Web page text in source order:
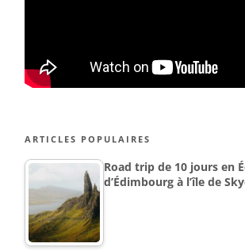
ARTICLES POPULAIRES
Road trip de 10 jours en
d’Édimbourg à l’île de